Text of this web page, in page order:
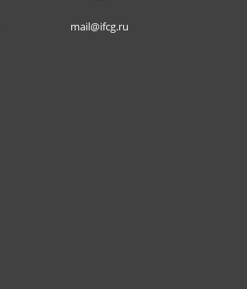
mail@ifcg.ru